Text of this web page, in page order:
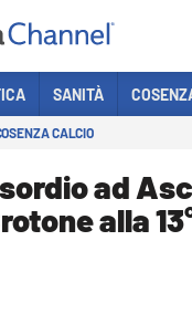
SANITÀ
CALCIO
ad
alla